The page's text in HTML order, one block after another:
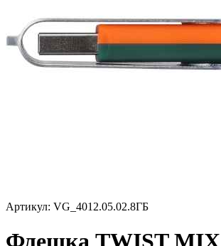
Артикул: VG_4012.05.02.8ГБ